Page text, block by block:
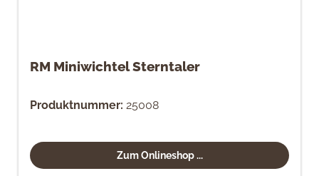
RM Miniwichtel Sterntaler
Produktnummer: 25008
Zum Onlineshop ...